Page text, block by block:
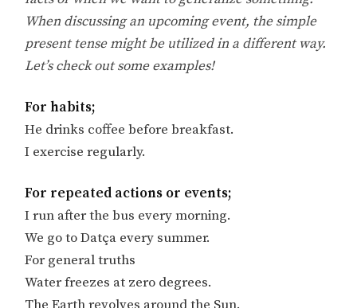
When discussing an upcoming event, the simple
present tense might be utilized in a different way.
Let’s check out some examples!
For habits;
He drinks coffee before breakfast.
I exercise regularly.
For repeated actions or events;
I run after the bus every morning.
We go to Datça every summer.
For general truths
Water freezes at zero degrees.
The Earth revolves around the Sun.